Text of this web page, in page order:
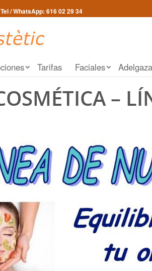
/ WhatsApp: 616 02 29 34
Tarifas Faciales
–